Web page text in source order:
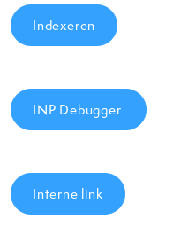
Indexeren
INP Debugger
Interne link